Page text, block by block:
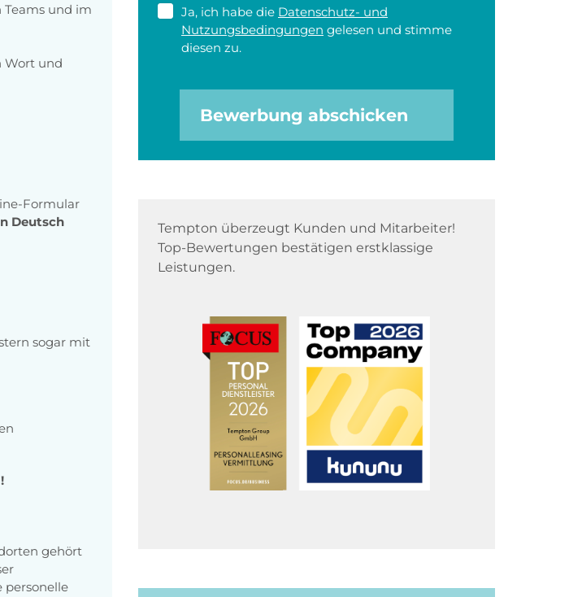
und im
Wort und
Formular
Deutsch
sogar mit
gehört
personelle
Ja, ich habe die Datenschutz- und
Nutzungsbedingungen gelesen und stimme
diesen zu.
Bewerbung abschicken
Tempton überzeugt Kunden und Mitarbeiter!
Top-Bewertungen bestätigen erstklassige
Leistungen.